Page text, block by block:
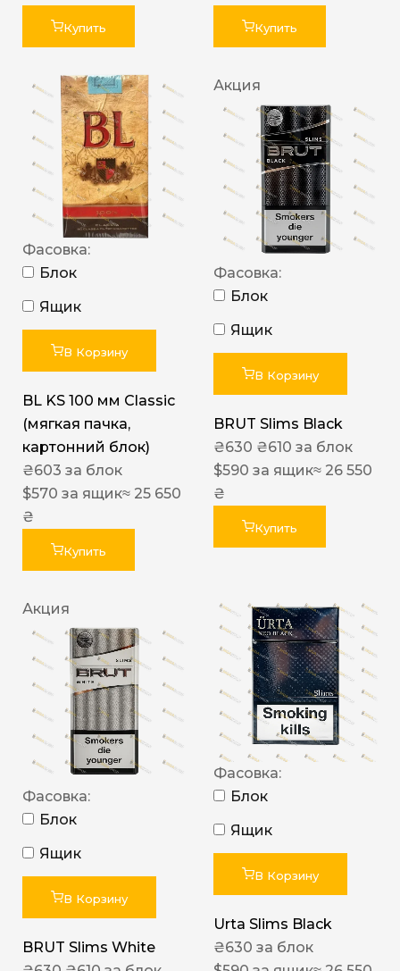
Купить Купить
Фасовка:
Блок
Ящик
В Корзину
BL KS 100 мм Classic
(мягкая пачка,
картонний блок)
₴603 за блок
$570 за ящик≈ 25 650
₴
Купить
Акция
Фасовка:
Блок
Ящик
В Корзину
BRUT Slims Black
₴630 ₴610 за блок
$590 за ящик≈ 26 550
₴
Купить
Акция
Фасовка:
Блок
Ящик
В Корзину
BRUT Slims White
Фасовка:
Блок
Ящик
В Корзину
Urta Slims Black
₴630 за блок